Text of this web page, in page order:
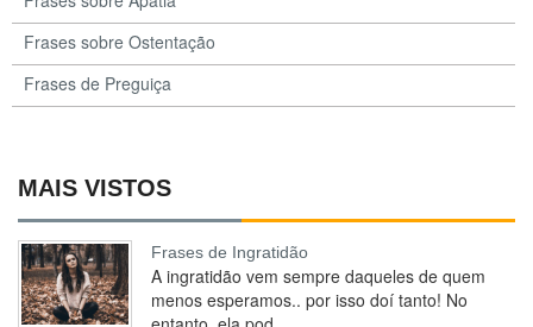
Frases sobre Ostentação
Frases de Preguiça
MAIS VISTOS
Frases de Ingratidão
A ingratidão vem sempre daqueles de quem
menos esperamos.. por isso doí tanto! No